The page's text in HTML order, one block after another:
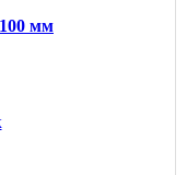
мм